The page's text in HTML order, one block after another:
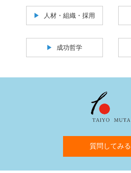
人材・組織・採用
成功哲学
質問してみる